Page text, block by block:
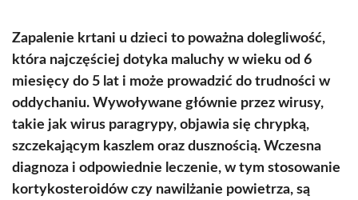
Zapalenie krtani u dzieci to poważna dolegliwość,
która najczęściej dotyka maluchy w wieku od 6
miesięcy do 5 lat i może prowadzić do trudności w
oddychaniu. Wywoływane głównie przez wirusy,
takie jak wirus paragrypy, objawia się chrypką,
szczekającym kaszlem oraz dusznością. Wczesna
diagnoza i odpowiednie leczenie, w tym stosowanie
kortykosteroidów czy nawilżanie powietrza, są